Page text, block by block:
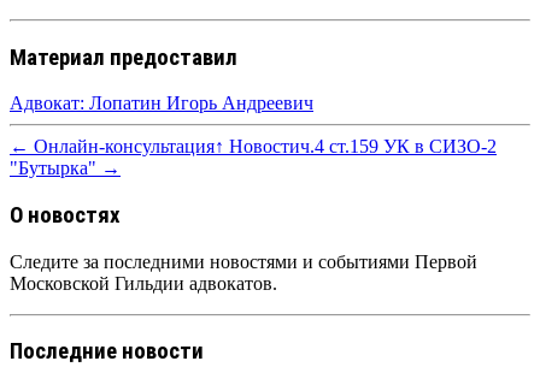
Материал предоставил
Адвокат: Лопатин Игорь Андреевич
← Онлайн-консультация↑ Новостич.4 ст.159 УК в СИЗО-2
"Бутырка" →
О новостях
Следите за последними новостями и событиями Первой
Московской Гильдии адвокатов.
Последние новости